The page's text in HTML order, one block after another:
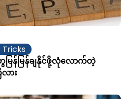
Tricks
ြန်မြန်ချနိုင်ဖို့လုံလောက်တဲ့
ား